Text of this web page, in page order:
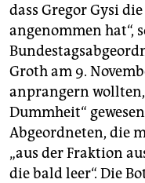
dass Gregor Gysi
angenommen hat“,
Groth am 9.
anprangern
Dummheit“
Abgeordneten, die
„aus der Fraktion
die bald leer“. Die